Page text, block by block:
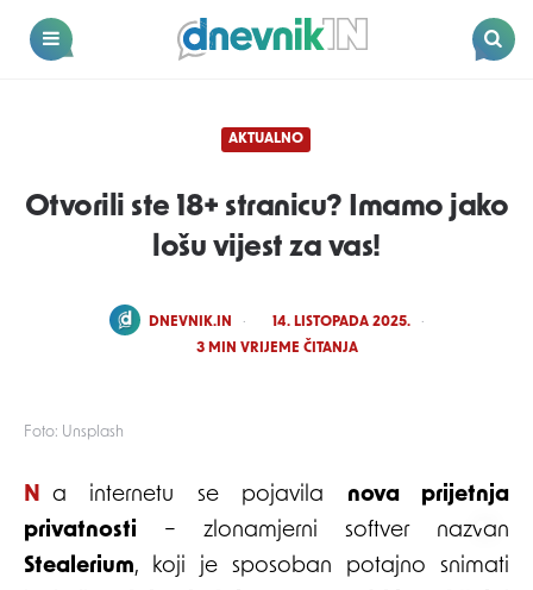
Dnevnik.in
Foto: Unsplash
AKTUALNO
Otvorili ste 18+ stranicu? Imamo jako
lošu vijest za vas!
POSTED
DNEVNIK.IN
14. LISTOPADA 2025.
3 MIN VRIJEME ČITANJA
Na internetu se pojavila nova prijetnja
privatnosti – zlonamjerni softver nazvan
Stealerium, koji je sposoban potajno snimati